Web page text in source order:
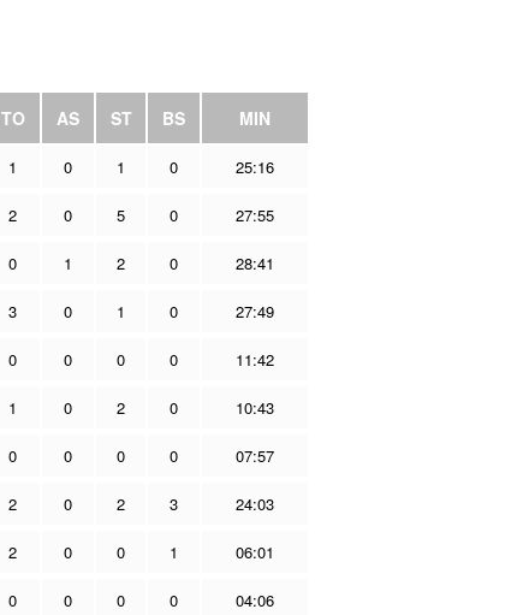
TO AS ST BS MIN
1 0 1 0 25:16
2 0 5 0 27:55
0 1 2 0 28:41
3 0 1 0 27:49
0 0 0 0 11:42
1 0 2 0 10:43
0 0 0 0 07:57
2 0 2 3 24:03
2 0 0 1 06:01
0 0 0 0 04:06